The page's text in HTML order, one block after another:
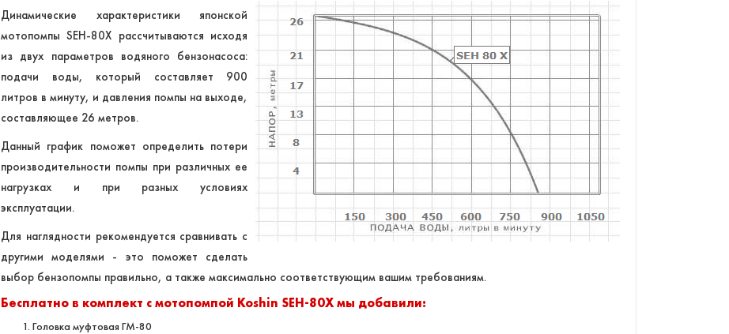
Динамические характеристики японской
мотопомпы SEH-80X рассчитываются исходя
из двух параметров водяного бензонасоса:
подачи воды, который составляет 900
литров в минуту, и давления помпы на выходе,
составляющее 26 метров.
Данный график поможет определить потери
производительности помпы при различных ее
нагрузках и при разных условиях
эксплуатации.
Для наглядности рекомендуется сравнивать с
другими моделями - это поможет сделать
выбор бензопомпы правильно, а также максимально соответствующим вашим требованиям.
Бесплатно в комплект с мотопомпой Koshin SEH-80X мы добавили:
Головка муфтовая ГМ-80